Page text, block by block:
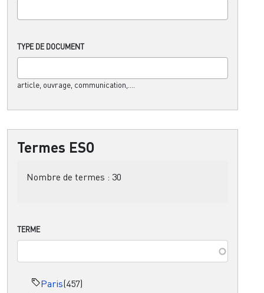
TYPE DE DOCUMENT
article, ouvrage, communication,....
Termes ESO
Nombre de termes : 30
TERME
Paris(457)